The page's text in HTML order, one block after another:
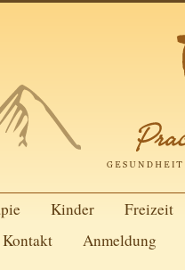
Kinder
Freizeit
Kontakt
Anmeldung